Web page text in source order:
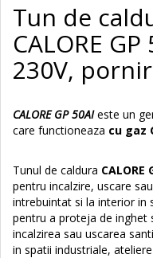
Tun de
CALORE
230V,
CALORE GP 50AIeste un
care functioneaza cu gaz
Tunul de caldura CALORE
pentru incalzire, uscare
intrebuintat si la interior in
pentru a proteja de inghet
incalzirea sau uscarea
in spatii industriale,